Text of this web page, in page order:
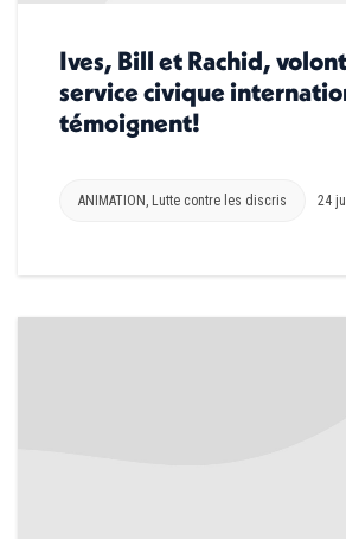
Ives, Bill et Rachid,
service civique
témoignent!
ANIMATION Lutte contre les discris 24